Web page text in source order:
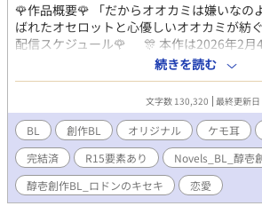
🌹作品概要🌹 「だからオオカミは嫌いな
ばれたオセロットと心優しいオオカミが
配信スケジュール🌹 🎊 本作は2026年2月
た 🎊 連載にお付き合いくださった皆様と、
った皆様へ、 心よりの感謝を申し上げます
き合いくださり、 誠に有難うござい
品についてのお願いと注意事項⚠️ ※当方が
作品・物語・用語・情報等は、作者の想像
ションです。 例え作中に実在の人物・団体
るものがあっても、それらとは一切の関係
た、作中における全ての表現は、 犯罪行為
るすべての行為へ誘引・助長・ほう助する
続きを読む
文字数 130,320 最終更新
BL 創作BL オリジナル ケモ耳
完結済
R15要素あり
Novels_BL_醇壱
醇壱創作BL_ロドンのキセキ
恋愛